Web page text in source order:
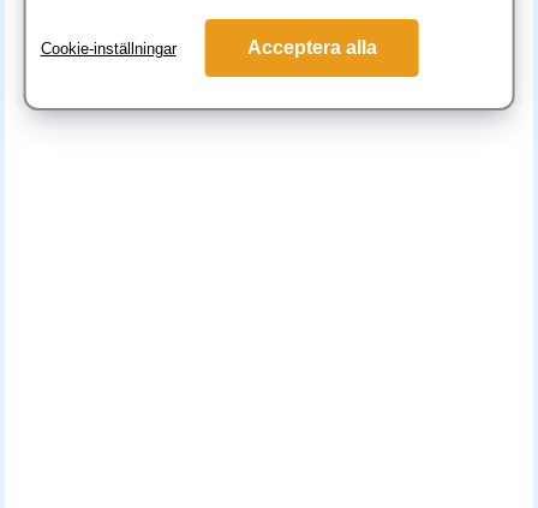
Laserark och BG-talonger
Cookie-inställningar Acceptera alla